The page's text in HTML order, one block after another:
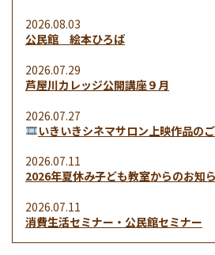
公民館 絵本ひろば
2026.08.03
芦屋川カレッジ公開講座９月
2026.07.29
いきいきシネマサロン上映作品の
2026.07.27
2026年夏休み子ども教室からのお知
2026.07.11
消費生活セミナー・公民館セミナー
2026.07.11